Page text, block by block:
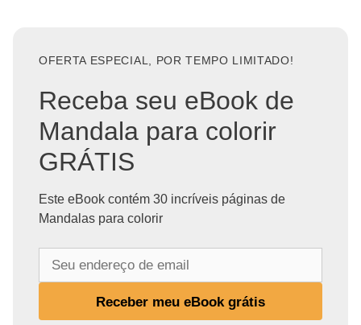
OFERTA ESPECIAL, POR TEMPO LIMITADO!
Receba seu eBook de
Mandala para colorir
GRÁTIS
Este eBook contém 30 incríveis páginas de
Mandalas para colorir
Receber meu eBook grátis